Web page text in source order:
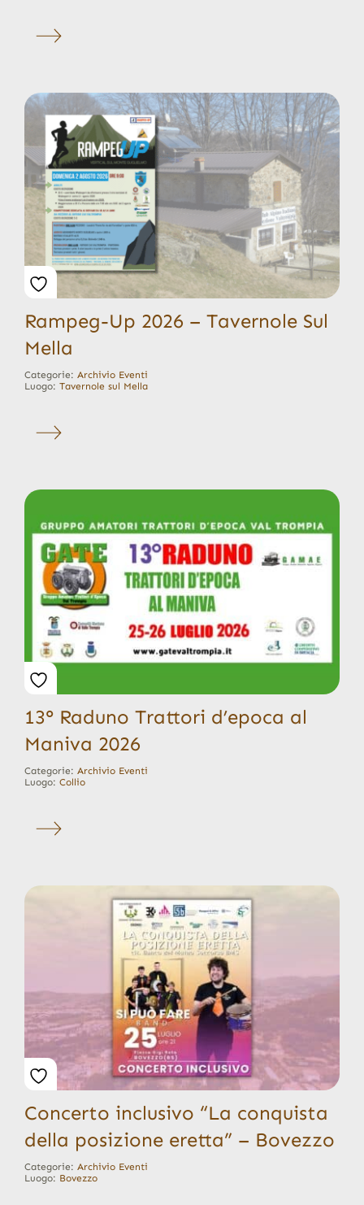
Rampeg-Up 2026 – Tavernole Sul
Mella
Categorie: Archivio Eventi
Luogo: Tavernole sul Mella
13° Raduno Trattori d’epoca al
Maniva 2026
Categorie: Archivio Eventi
Luogo: Collio
Concerto inclusivo “La conquista
della posizione eretta” – Bovezzo
Categorie: Archivio Eventi
Luogo: Bovezzo